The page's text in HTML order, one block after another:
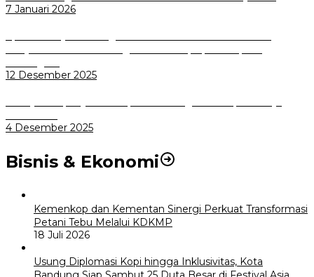
7 Januari 2026
12 Desember 2025
4 Desember 2025
Bisnis & Ekonomi
Kemenkop dan Kementan Sinergi Perkuat Transformasi
Petani Tebu Melalui KDKMP
18 Juli 2026
Usung Diplomasi Kopi hingga Inklusivitas, Kota